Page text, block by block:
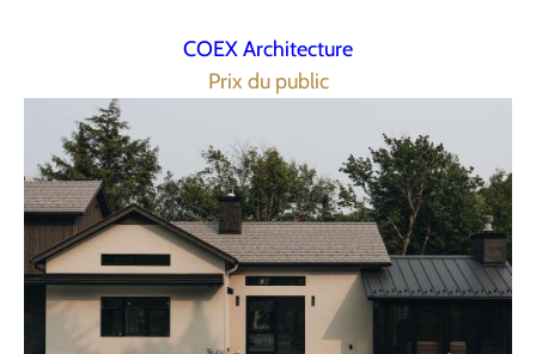
COEX Architecture
Prix du public